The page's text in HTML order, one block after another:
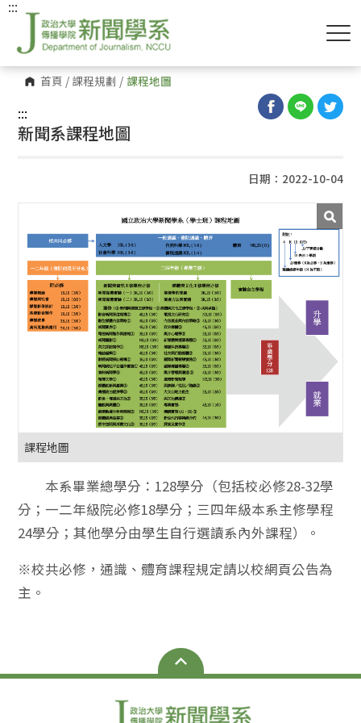
首頁 / 課程規劃 / 課程地圖
:::
:::
新聞系課程地圖
日期：2022-10-04
課程地圖
本系畢業總學分：128學分（包括校必修28-32學
分；一二年級院必修18學分；三四年級本系主修學程
24學分；其他學分由學生自行選讀系內外課程）。
※校共必修，通識、體育課程規定請以校網頁公告為
主。